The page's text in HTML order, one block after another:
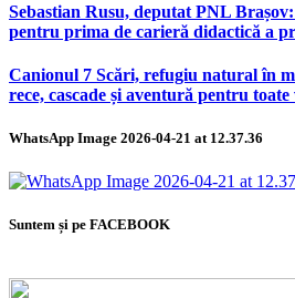
Sebastian Rusu, deputat PNL
pentru prima de carieră didactică a
Canionul 7 Scări, refugiu natural în
rece, cascade și aventură pentru toate
WhatsApp Image 2026-04-21 at 12.37.36
Suntem și pe FACEBOOK